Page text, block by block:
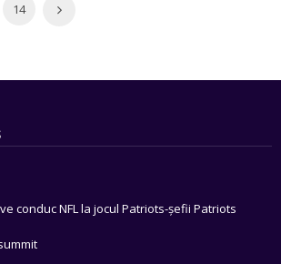
14
conduc NFL la jocul Patriots-șefii Patriots